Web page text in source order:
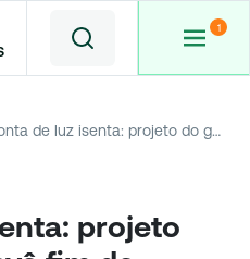
Conta de luz isenta: projeto do governo prevê fim de subsídios
projeto